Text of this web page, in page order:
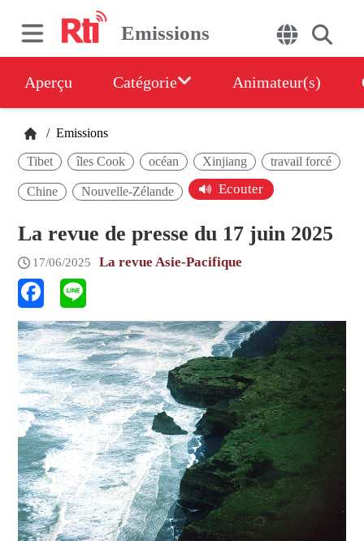
Emissions
Aperçu Catégorie Animateur(s)
/ Emissions
Tibet îles Cook océan Xinjiang travail forcé
Chine Nouvelle-Zélande Ecouter
La revue de presse du 17 juin 2025
17/06/2025 La revue Asie-Pacifique